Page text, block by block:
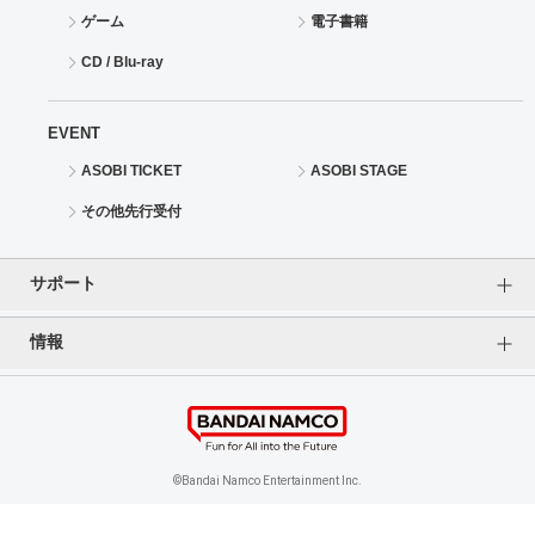
ゲーム 電子書籍
CD / Blu-ray
EVENT
ASOBI TICKET ASOBI STAGE
その他先行受付
サポート
情報
個人情報保護方針
特定商取引法に基づく表記 企業情報
©Bandai Namco Entertainment Inc.